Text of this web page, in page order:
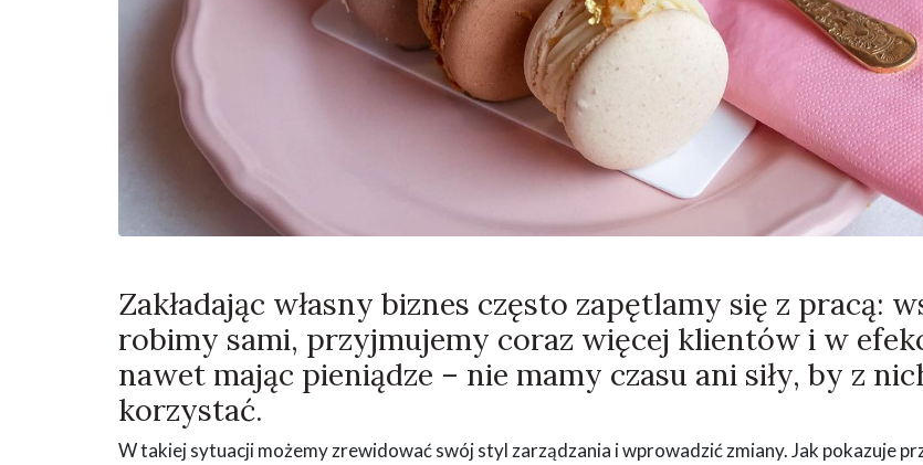
Zakładając własny biznes często zapętlamy się z pracą:
robimy sami, przyjmujemy coraz więcej klientów i w
nawet mając pieniądze – nie mamy czasu ani siły, by z
korzystać.
W takiej sytuacji możemy zrewidować swój styl zarządzania i wprowadzić zmiany. Jak pokazuje